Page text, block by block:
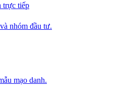
trực tiếp
nhóm đầu tư.
mạo danh.